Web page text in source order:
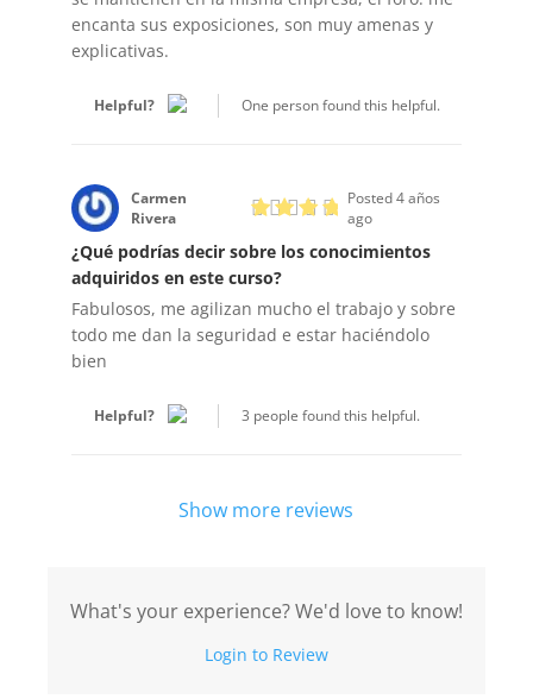
encanta sus exposiciones, son muy amenas y
explicativas.
Helpful? One person found this helpful.
Carmen
Rivera
Posted 4 años
ago
¿Qué podrías decir sobre los conocimientos
adquiridos en este curso?
Fabulosos, me agilizan mucho el trabajo y sobre
todo me dan la seguridad e estar haciéndolo
bien
Helpful? 3 people found this helpful.
Show more reviews
What's your experience? We'd love to know!
Login to Review